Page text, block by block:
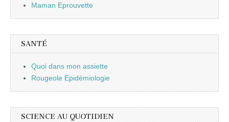
Maman Eprouvette
SANTÉ
Quoi dans mon assiette
Rougeole Epidémiologie
SCIENCE AU QUOTIDIEN